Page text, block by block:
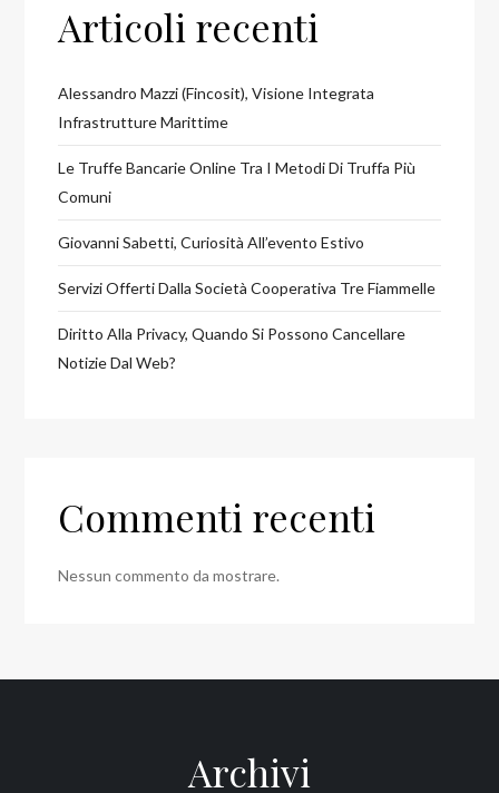
Articoli recenti
Alessandro Mazzi (Fincosit), Visione Integrata
Infrastrutture Marittime
Le Truffe Bancarie Online Tra I Metodi Di Truffa Più
Comuni
Giovanni Sabetti, Curiosità All’evento Estivo
Servizi Offerti Dalla Società Cooperativa Tre Fiammelle
Diritto Alla Privacy, Quando Si Possono Cancellare
Notizie Dal Web?
Commenti recenti
Nessun commento da mostrare.
Archivi